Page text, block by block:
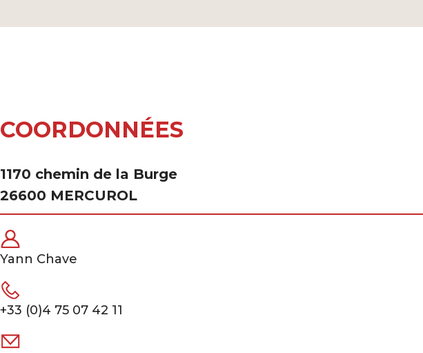
COORDONNÉES
1170 chemin de la Burge
26600 MERCUROL
Yann Chave
+33 (0)4 75 07 42 11